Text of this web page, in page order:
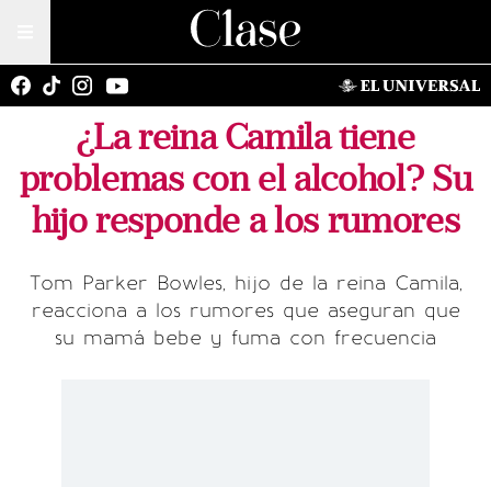
¿La reina Camila tiene
problemas con el alcohol? Su
hijo responde a los rumores
Tom Parker Bowles, hijo de la reina Camila,
reacciona a los rumores que aseguran que
su mamá bebe y fuma con frecuencia